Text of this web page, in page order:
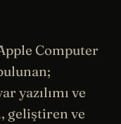
Computer
yazılımı ve
geliştiren ve